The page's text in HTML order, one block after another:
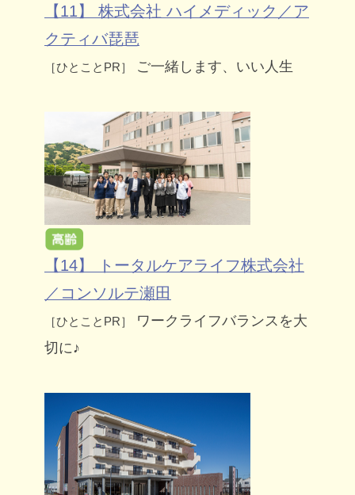
【11】 株式会社 ハイメディック／ア
クティバ琵琶
［ひとことPR］ ご一緒します、いい人生
【14】 トータルケアライフ株式会社
／コンソルテ瀬田
［ひとことPR］
ワークライフバランスを大
切に♪